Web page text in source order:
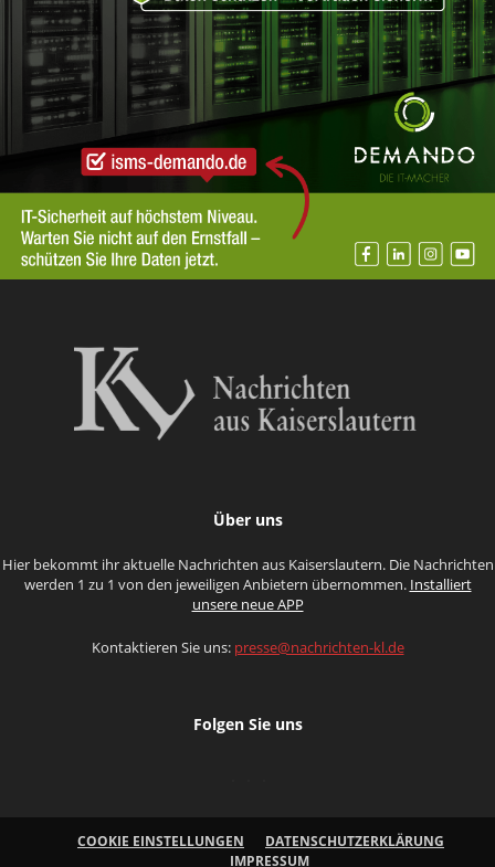
Über uns
Hier bekommt ihr aktuelle Nachrichten aus Kaiserslautern. Die Nachrichten
werden 1 zu 1 von den jeweiligen Anbietern übernommen. Installiert
unsere neue APP
Kontaktieren Sie uns: presse@nachrichten-kl.de
Folgen Sie uns
COOKIE EINSTELLUNGEN
DATENSCHUTZERKLÄRUNG
IMPRESSUM